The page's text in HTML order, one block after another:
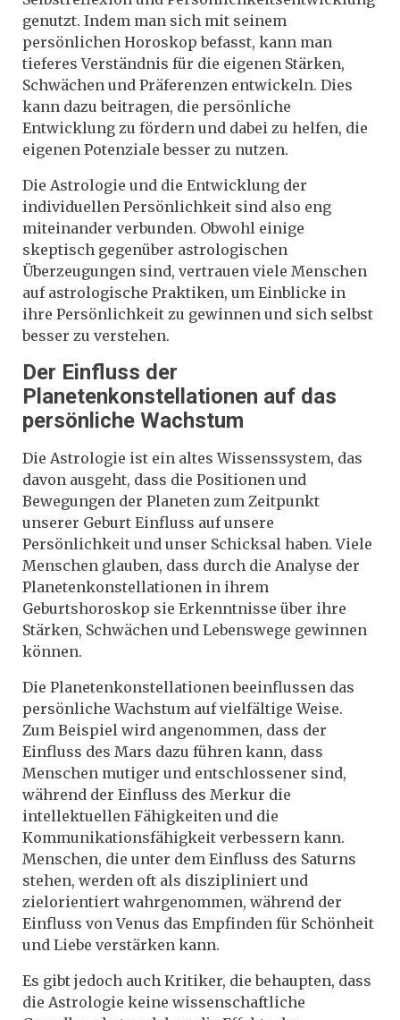
genutzt. Indem man sich mit seinem
persönlichen Horoskop befasst, kann man
tieferes Verständnis für die eigenen Stärken,
Schwächen und Präferenzen entwickeln. Dies
kann dazu beitragen, die persönliche
Entwicklung zu fördern und dabei zu helfen, die
eigenen Potenziale besser zu nutzen.
Die Astrologie und die Entwicklung der
individuellen Persönlichkeit sind also eng
miteinander verbunden. Obwohl einige
skeptisch gegenüber astrologischen
Überzeugungen sind, vertrauen viele Menschen
auf astrologische Praktiken, um Einblicke in
ihre Persönlichkeit zu gewinnen und sich selbst
besser zu verstehen.
Der Einfluss der
Planetenkonstellationen auf das
persönliche Wachstum
Die Astrologie ist ein altes Wissenssystem, das
davon ausgeht, dass die Positionen und
Bewegungen der Planeten zum Zeitpunkt
unserer Geburt Einfluss auf unsere
Persönlichkeit und unser Schicksal haben. Viele
Menschen glauben, dass durch die Analyse der
Planetenkonstellationen in ihrem
Geburtshoroskop sie Erkenntnisse über ihre
Stärken, Schwächen und Lebenswege gewinnen
können.
Die Planetenkonstellationen beeinflussen das
persönliche Wachstum auf vielfältige Weise.
Zum Beispiel wird angenommen, dass der
Einfluss des Mars dazu führen kann, dass
Menschen mutiger und entschlossener sind,
während der Einfluss des Merkur die
intellektuellen Fähigkeiten und die
Kommunikationsfähigkeit verbessern kann.
Menschen, die unter dem Einfluss des Saturns
stehen, werden oft als diszipliniert und
zielorientiert wahrgenommen, während der
Einfluss von Venus das Empfinden für Schönheit
und Liebe verstärken kann.
Es gibt jedoch auch Kritiker, die behaupten, dass
die Astrologie keine wissenschaftliche